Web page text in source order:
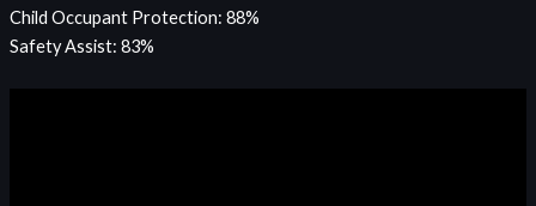
Child Occupant Protection: 88%
Safety Assist: 83%